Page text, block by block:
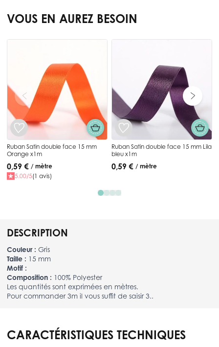
DESCRIPTION
Couleur : Gris
Taille : 15 mm
Motif :
Composition : 100% Polyester
Les quantités sont exprimées en mètres.
Pour commander 3m il vous suffit de saisir 3..
VOUS EN AUREZ BESOIN
Press to skip carousel
Ruban Satin double face 15 mm
Orange x1m
0,59 € / mètre
5.00/5(1 avis)
Ruban Satin double face 15 mm Lila
bleu x1m
0,59 € / mètre
CARACTÉRISTIQUES TECHNIQUES